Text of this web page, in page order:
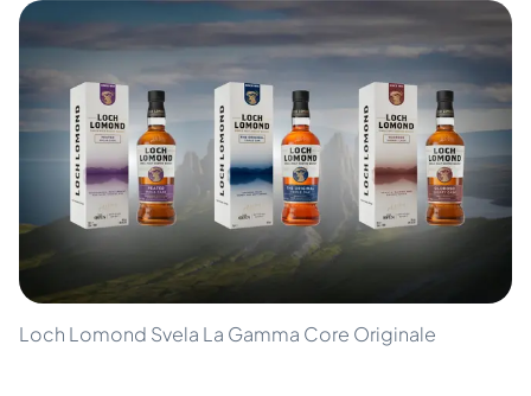
Loch Lomond Svela La Gamma Core Originale